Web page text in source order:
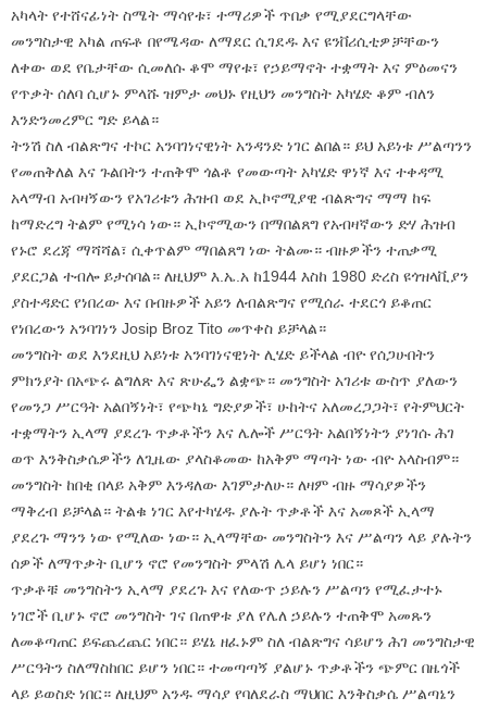
አካላት የተሸናፊነት ስሜት ማሳየቱ፣ ተማሪዎች ጥበቃ የሚያደርግላቸው
መንግስታዊ አካል ጠፍቶ በየሜዳው ለማደር ሲገደዱ እና ዩንቨሪሲቲዎቻቸውን
ለቀው ወደ የቤታቸው ሲመለሱ ቆሞ ማየቱ፣ የኃይማኖት ተቋማት እና ምዕመናን
የጥቃት ሰለባ ሲሆኑ ምላሹ ዝምታ መህኑ የዚህን መንግስት አካሄድ ቆም ብለን
እንድንመረምር ግድ ይላል።
ትንሽ ስለ ብልጽግና ተኮር አንባገነናዊነት አንዳንድ ነገር ልበል። ይህ አይነቱ ሥልጣንን
የመጠቅለል እና ጉልበትን ተጠቅሞ ጎልቶ የመውጣት አካሄድ ዋነኛ እና ተቀዳሚ
አላማብ አብዛኝውን የአገሪቱን ሕዝብ ወደ ኢኮኖሚያዊ ብልጽግና ማማ ከፍ
ከማድረግ ትልም የሚነሳ ነው። ኢኮኖሚውን በማበልጸግ የአብዛኛውን ድሃ ሕዝብ
የኑሮ ደረጃ ማሻሻል፣ ሲቀጥልም ማበልጸግ ነው ትልሙ። ብዙዎችን ተጠቃሚ
ያደርጋል ተብሎ ይታሰባል። ለዚህም እ.ኤ.አ ከ1944 እስከ 1980 ድረስ ዩጎዝላቪያን
ያስተዳድር የነበረው እና በብዙዎች አይን ለብልጽግና የሚሰራ ተደርጎ ይቆጠር
የነበረውን አንባገነን Josip Broz Tito መጥቀስ ይቻላል።
መንግስት ወደ እንደዚህ አይነቱ አንባገነናዊነት ሊሄድ ይችላል ብዮ የሰጋሁበትን
ምክንያት በአጭሩ ልግለጽ እና ጽሁፌን ልቋጭ። መንግስት አገሪቱ ውስጥ ያለውን
የመንጋ ሥርዓት አልበኝነት፣ የጭካኔ ግድያዎች፣ ሁከትና አለመረጋጋት፣ የትምህርት
ተቋማትን ኢላማ ያደረጉ ጥቃቶችን እና ሌሎች ሥርዓት አልበኝነትን ያነገሱ ሕገ
ወጥ እንቅስቃሴዎችን ለጊዜው ያላስቆመው ከአቅም ማጣት ነው ብዮ አላስብም።
መንግስት ከበቂ በላይ አቅም እንዳለው እገምታለሁ። ለዛም ብዙ ማሳያዎችን
ማቅረብ ይቻላል። ትልቁ ነገር እየተካሄዱ ያሉት ጥቃቶች እና አመጾች ኢላማ
ያደረጉ ማንን ነው የሚለው ነው። ኢላማቸው መንግስትን እና ሥልጣን ላይ ያሉትን
ሰዎች ለማጥቃት ቢሆን ኖሮ የመንግስት ምላሽ ሌላ ይሆነ ነበር።
ጥቃቶቹ መንግስትን ኢላማ ያደረጉ እና የለውጥ ኃይሉን ሥልጣን የሚፈታተኑ
ነገሮች ቢሆኑ ኖሮ መንግስት ገና በጠዋቱ ያለ የሌለ ኃይሉን ተጠቅሞ አመጹን
ለመቆጣጠር ይፍጨረጨር ነበር። ይሄኔ ዘፈኑም ስለ ብልጽግና ሳይሆን ሕገ መንግስታዊ
ሥርዓትን ስለማስከበር ይሆን ነበር። ተመጣጣኝ ያልሆኑ ጥቃቶችን ጭምር በዜጎች
ላይ ይወስድ ነበር። ለዚህም አንዱ ማሳያ የባለደራስ ማህበር እንቅስቃሴ ሥልጣኔን